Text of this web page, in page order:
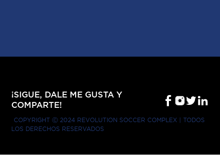
COPYRIGHT Ⓒ 2024 REVOLUTION SOCCER COMPLEX | TODOS
LOS DERECHOS RESERVADOS
¡SIGUE, DALE ME GUSTA Y
COMPARTE!